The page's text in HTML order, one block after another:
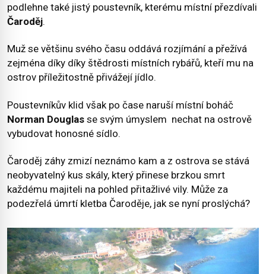
podlehne také jistý poustevník, kterému místní přezdívali
Čaroděj.
Muž se většinu svého času oddává rozjímání a přežívá
zejména díky díky štědrosti místních rybářů, kteří mu na
ostrov příležitostně přivážejí jídlo.
Poustevníkův klid však po čase naruší místní boháč
Norman Douglas se svým úmyslem nechat na ostrově
vybudovat honosné sídlo.
Čaroděj záhy zmizí neznámo kam a z ostrova se stává
neobyvatelný kus skály, který přinese brzkou smrt
každému majiteli na pohled přitažlivé vily. Může za
podezřelá úmrtí kletba Čaroděje, jak se nyní proslýchá?